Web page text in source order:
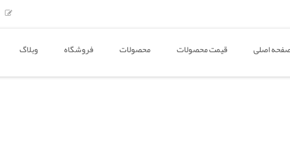
اصلی قیمت محصولات محصولات فروشگاه وبلاگ